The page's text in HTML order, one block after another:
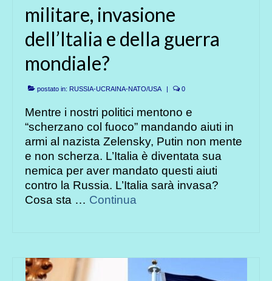
militare, invasione
dell’Italia e della guerra
mondiale?
postato in: RUSSIA-UCRAINA-NATO/USA | 0
Mentre i nostri politici mentono e
“scherzano col fuoco” mandando aiuti in
armi al nazista Zelensky, Putin non mente
e non scherza. L’Italia è diventata sua
nemica per aver mandato questi aiuti
contro la Russia. L’Italia sarà invasa?
Cosa sta … Continua